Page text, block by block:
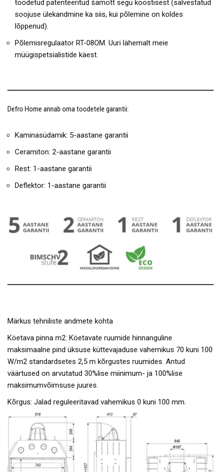
toodetud patenteeritud šamott segu koostisest (salvestatud
soojuse ülekandmine ka siis, kui põlemine on koldes
lõppenud).
Põlemisregulaator RT-08OM. Uuri lähemalt meie
müügispetsialistide käest.
Defro Home annab oma toodetele garantii:
Kaminasüdamik: 5-aastane garantii
Ceramiton: 2-aastane garantii
Rest: 1-aastane garantii
Deflektor: 1-aastane garantii
Märkus tehniliste andmete kohta
Köetava pinna m2: Köetavate ruumide hinnanguline
maksimaalne pind üksuse küttevajaduse vahemikus 70 kuni 100
W/m2 standardsetes 2,5 m kõrgustes ruumides. Antud
väärtused on arvutatud 30%lise miinimum- ja 100%lise
maksimumvõimsuse juures.
Kõrgus: Jalad reguleeritavad vahemikus 0 kuni 100 mm.